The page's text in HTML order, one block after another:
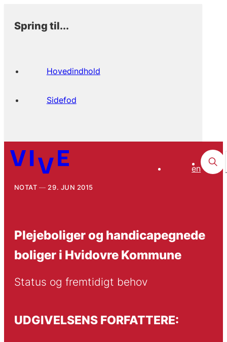
Spring til...
Hovedindhold
Sidefod
en
NOTAT 29. JUN 2015
Plejeboliger og handicapegnede
boliger i Hvidovre Kommune
Status og fremtidigt behov
UDGIVELSENS FORFATTERE: